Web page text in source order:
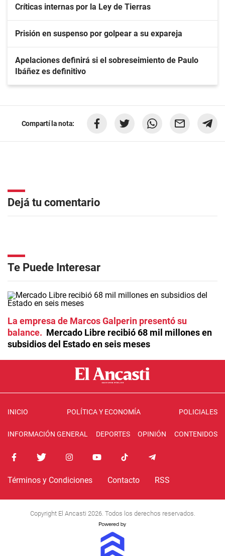
Críticas internas por la Ley de Tierras
Prisión en suspenso por golpear a su expareja
Apelaciones definirá si el sobreseimiento de Paulo
Ibáñez es definitivo
Compartí la nota:
Dejá tu comentario
Te Puede Interesar
La empresa de Marcos Galperin presentó su
balance
Mercado Libre recibió 68 mil millones en
subsidios del Estado en seis meses
INICIO POLÍTICA Y ECONOMÍA POLICIALES
INFORMACIÓN GENERAL DEPORTES OPINIÓN CONTENIDOS
Términos y Condiciones Contacto RSS
Copyright El Ancasti 2026. Todos los derechos reservados.